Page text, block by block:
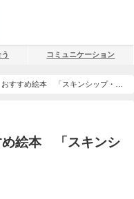
コミュニケーション
すすめ絵本 「スキンシップ・愛
絵本 「スキンシ